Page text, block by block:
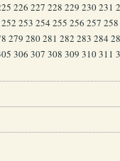
226 227 228 229 230231
252 253 254 255 256 257 258
279 280281 282 283 284
306 307 308 309 310311